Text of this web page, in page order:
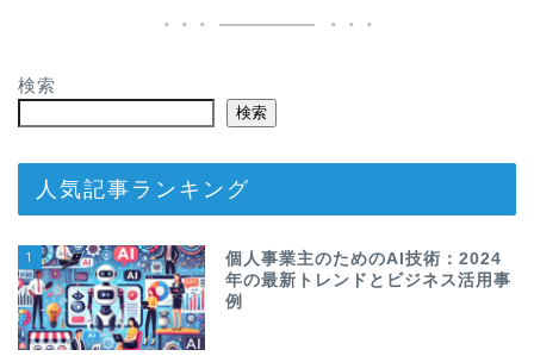
検索
検索
人気記事ランキング
1
個人事業主のためのAI技術：2024
年の最新トレンドとビジネス活用事
例